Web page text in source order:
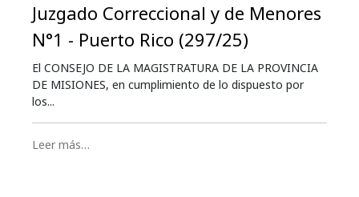
Juzgado Correccional y de Menores
N°1 - Puerto Rico (297/25)
El CONSEJO DE LA MAGISTRATURA DE LA PROVINCIA
DE MISIONES, en cumplimiento de lo dispuesto por
los...
Leer más…